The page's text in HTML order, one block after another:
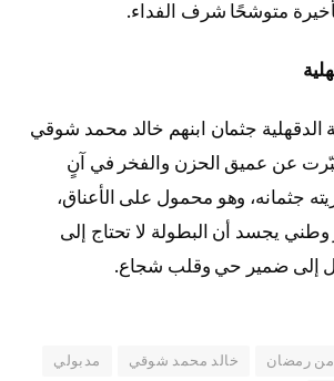
متوشحًا شرف الفداء.
جثمان ابنهم خالد محمد شوقي
عن عميق الحزن والفخر في آنٍ
جثمانه، وهو محمول على الأعناق،
يجسد أن البطولة لا تحتاج إلى
إلى ضمير حي وقلب شجاع.
من رمضان خالد محمد شوقي مدبولي